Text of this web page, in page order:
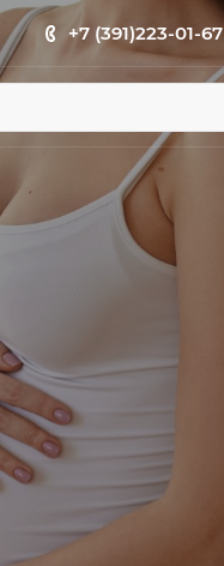
+7 (391)223-01-67